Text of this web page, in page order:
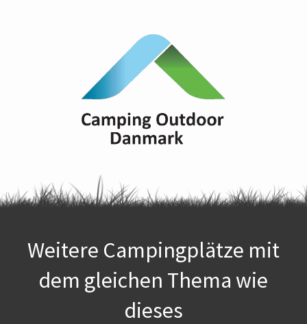
Weitere Campingplätze mit
dem gleichen Thema wie
dieses